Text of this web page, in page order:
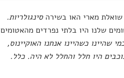
שואלת מארי האו בשירהסינגולריות.
שלנו היו בלתי נפרדים מהאטומים
שהיינו כשהיינו אנחנו האוקיינוס,
היו חלל והחלל לא היה. כלל.